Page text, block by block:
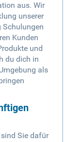
aus. Wir
unserer
Schulungen
Kunden
und
du dich in
als
Sie dafür